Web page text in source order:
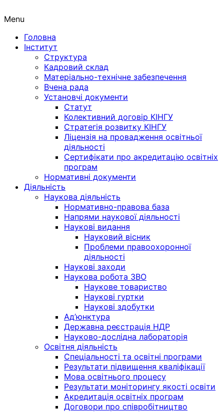
Menu
Головна
Інститут
Структура
Кадровий склад
Матеріально-технічне забезпечення
Вчена рада
Установчі документи
Статут
Колективний договір КІНГУ
Стратегія розвитку КІНГУ
Ліцензія на провадження освітньої
діяльності
Сертифікати про акредитацію освітніх
програм
Нормативні документи
Діяльність
Наукова діяльність
Нормативно-правова база
Напрями наукової діяльності
Наукові видання
Науковий вісник
Проблеми правоохоронної
діяльності
Наукові заходи
Наукова робота ЗВО
Наукове товариство
Наукові гуртки
Наукові здобутки
Ад’юнктура
Державна реєстрація НДР
Науково-дослідна лабораторія
Освітня діяльність
Спеціальності та освітні програми
Результати підвищення кваліфікації
Мова освітнього процесу
Результати моніторингу якості освіти
Акредитація освітніх програм
Договори про співробітництво